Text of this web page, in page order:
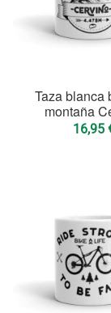
Taza blanca
montaña
16,95